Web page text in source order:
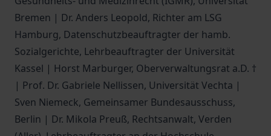
Bremen | Dr. Anders Leopold, Richter am LSG
Hamburg, Datenschutzbeauftragter der hamb.
Sozialgerichte, Lehrbeauftragter der Universität
Kassel | Horst Marburger, Oberverwaltungsrat a.D. †
| Prof. Dr. Gabriele Nellissen, Universität Vechta |
Sven Niemeck, Gemeinsamer Bundesausschuss,
Berlin | Dr. Mikola Preuß, Rechtsanwalt, Verden